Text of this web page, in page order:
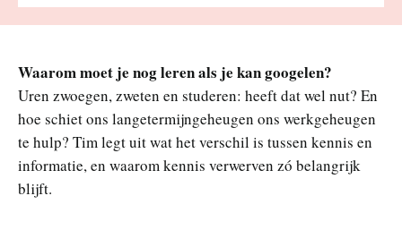
Waarom moet je nog leren als je kan googelen?
Uren zwoegen, zweten en studeren: heeft dat wel nut? En
hoe schiet ons langetermijngeheugen ons werkgeheugen
te hulp? Tim legt uit wat het verschil is tussen kennis en
informatie, en waarom kennis verwerven zó belangrijk
blijft.